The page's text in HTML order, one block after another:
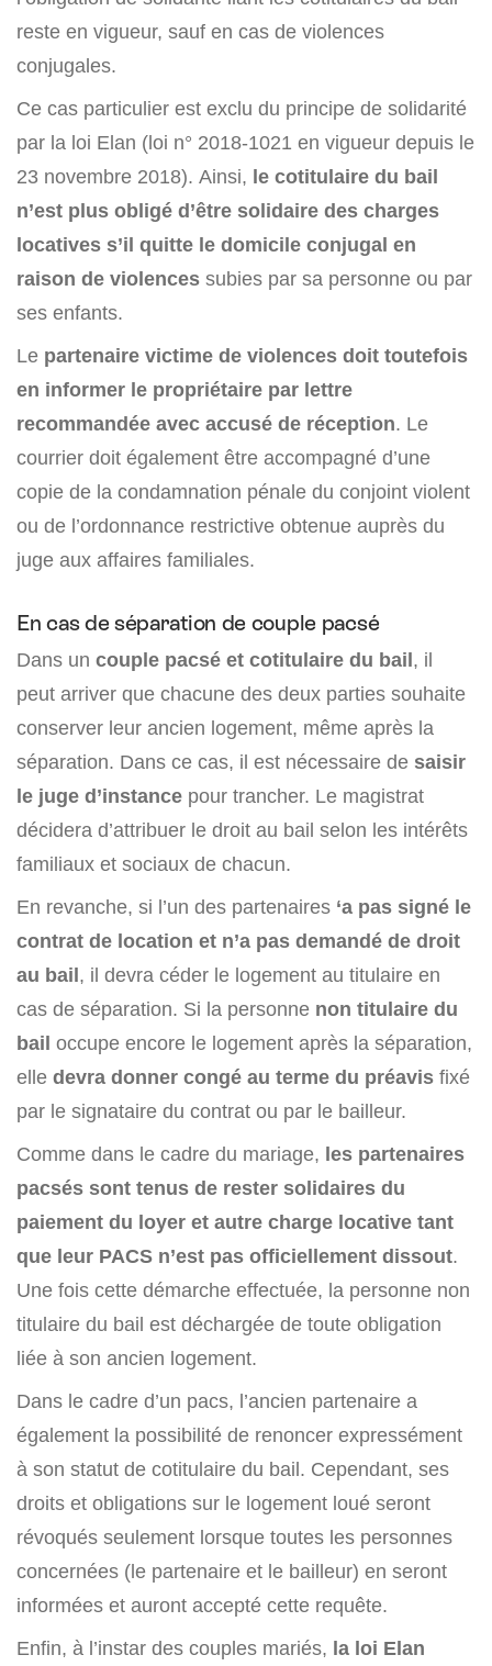
reste en vigueur, sauf en cas de violences
conjugales.
Ce cas particulier est exclu du principe de solidarité
par la loi Elan (loi n° 2018-1021 en vigueur depuis le
23 novembre 2018). Ainsi, le cotitulaire du bail
n’est plus obligé d’être solidaire des charges
locatives s’il quitte le domicile conjugal en
raison de violences subies par sa personne ou par
ses enfants.
Le partenaire victime de violences doit toutefois
en informer le propriétaire par lettre
recommandée avec accusé de réception. Le
courrier doit également être accompagné d’une
copie de la condamnation pénale du conjoint violent
ou de l’ordonnance restrictive obtenue auprès du
juge aux affaires familiales.
En cas de séparation de couple pacsé
Dans un couple pacsé et cotitulaire du bail, il
peut arriver que chacune des deux parties souhaite
conserver leur ancien logement, même après la
séparation. Dans ce cas, il est nécessaire de saisir
le juge d’instance pour trancher. Le magistrat
décidera d’attribuer le droit au bail selon les intérêts
familiaux et sociaux de chacun.
En revanche, si l’un des partenaires ‘a pas signé le
contrat de location et n’a pas demandé de droit
au bail, il devra céder le logement au titulaire en
cas de séparation. Si la personne non titulaire du
bail occupe encore le logement après la séparation,
elle devra donner congé au terme du préavis fixé
par le signataire du contrat ou par le bailleur.
Comme dans le cadre du mariage, les partenaires
pacsés sont tenus de rester solidaires du
paiement du loyer et autre charge locative tant
que leur PACS n’est pas officiellement dissout.
Une fois cette démarche effectuée, la personne non
titulaire du bail est déchargée de toute obligation
liée à son ancien logement.
Dans le cadre d’un pacs, l’ancien partenaire a
également la possibilité de renoncer expressément
à son statut de cotitulaire du bail. Cependant, ses
droits et obligations sur le logement loué seront
révoqués seulement lorsque toutes les personnes
concernées (le partenaire et le bailleur) en seront
informées et auront accepté cette requête.
Enfin, à l’instar des couples mariés, la loi Elan